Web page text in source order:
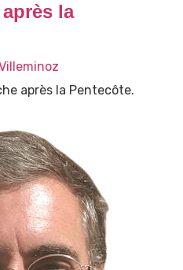
la
après la Pentecôte.